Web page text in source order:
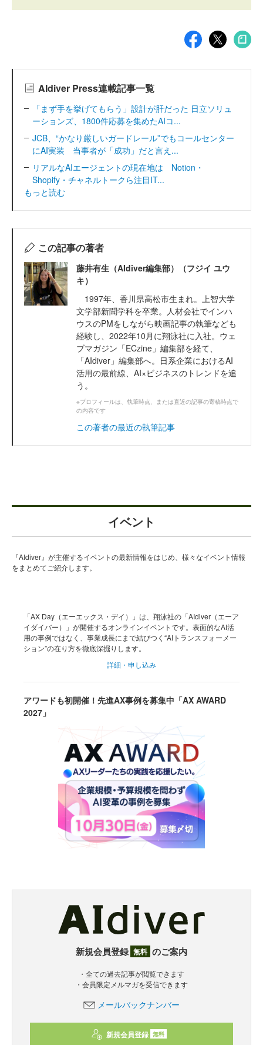
AIdiver Press連載記事一覧
「まず手を挙げてもらう」設計が肝だった 日立ソリュ
ーションズ、1800件応募を集めたAIコ...
JCB、“かなり厳しいガードレール”でもコールセンター
にAI実装 当事者が「成功」だと言え...
リアルなAIエージェントの現在地は Notion・
Shopify・チャネルトークら注目IT...
もっと読む
この記事の著者
藤井有生（AIdiver編集部）（フジイ ユウ
キ）
1997年、香川県高松市生まれ。上智大学
文学部新聞学科を卒業。人材会社でインハ
ウスのPMをしながら映画記事の執筆なども
経験し、2022年10月に翔泳社に入社。ウェ
ブマガジン「ECzine」編集部を経て、
「AIdiver」編集部へ。日系企業におけるAI
活用の最前線、AI×ビジネスのトレンドを追
う。
※プロフィールは、執筆時点、または直近の記事の寄稿時点で
の内容です
この著者の最近の執筆記事
イベント
『AIdiver』が主催するイベントの最新情報をはじめ、様々なイベント情報
をまとめてご紹介します。
「AX Day（エーエックス・デイ）」は、翔泳社の「AIdiver（エーア
イダイバー）」が開催するオンラインイベントです。表面的なAI活
用の事例ではなく、事業成長にまで結びつく“AIトランスフォーメー
ション”の在り方を徹底深掘りします。
詳細・申し込み
アワードも初開催！先進AX事例を募集中「AX AWARD
2027」
新規会員登録 無料 のご案内
・全ての過去記事が閲覧できます
・会員限定メルマガを受信できます
メールバックナンバー
新規会員登録 無料